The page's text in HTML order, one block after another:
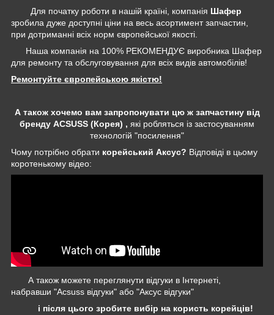
Для початку роботи в нашій країні, компанія Шафер
зробила дуже доступні ціни на весь асортимент запчастин,
при дотриманні всіх норм європейської якості.
Наша компанія на 100% РЕКОМЕНДУЄ виробника Шафер
для ремонту та обслуговування для всіх видів автомобілів!
Ремонтуйте європейською якістю!
А також хочемо вам запропонувати цю ж запчастину від
бренду ACSUSS (Корея) , які робляться із застосуванням
технологій "посилення"
Чому потрібно обрати корейський Аксус? Відповіді в цьому
коротенькому відео:
А також можете переглянути відгуки в Інтернеті,
набравши "Acsuss відгуки" або "Аксус відгуки"
і після цього зробите вибір на користь корейців!